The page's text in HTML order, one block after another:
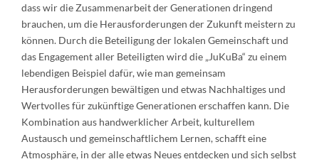
dass wir die Zusammenarbeit der Generationen dringend
brauchen, um die Herausforderungen der Zukunft meistern zu
können. Durch die Beteiligung der lokalen Gemeinschaft und
das Engagement aller Beteiligten wird die „JuKuBa“ zu einem
lebendigen Beispiel dafür, wie man gemeinsam
Herausforderungen bewältigen und etwas Nachhaltiges und
Wertvolles für zukünftige Generationen erschaffen kann. Die
Kombination aus handwerklicher Arbeit, kulturellem
Austausch und gemeinschaftlichem Lernen, schafft eine
Atmosphäre, in der alle etwas Neues entdecken und sich selbst